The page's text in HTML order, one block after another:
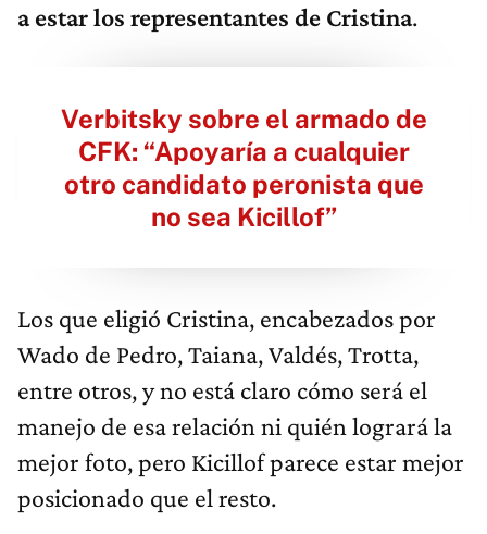
a estar los representantes de Cristina.
Verbitsky sobre el armado de
CFK: “Apoyaría a cualquier
otro candidato peronista que
no sea Kicillof”
Los que eligió Cristina, encabezados por
Wado de Pedro, Taiana, Valdés, Trotta,
entre otros, y no está claro cómo será el
manejo de esa relación ni quién logrará la
mejor foto, pero Kicillof parece estar mejor
posicionado que el resto.